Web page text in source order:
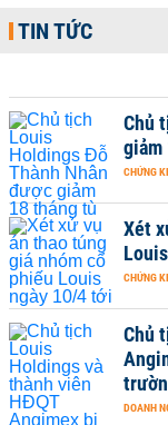
TIN TỨC
Chủ
giảm
CHỨNG
Xét
CHỨNG
Chủ
DOANH